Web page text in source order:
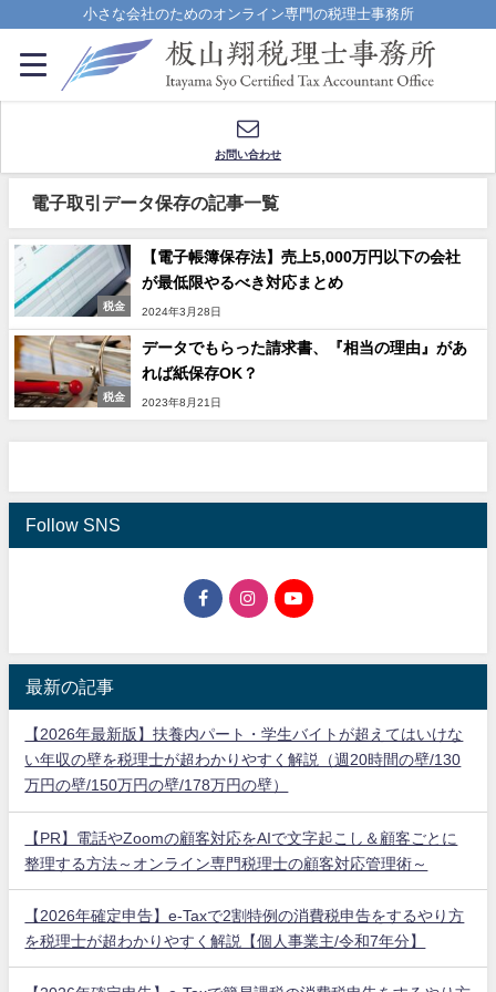
小さな会社のためのオンライン専門の税理士事務所
お問い合わせ
電子取引データ保存の記事一覧
税金
【電子帳簿保存法】売上5,000万円以下の会社
が最低限やるべき対応まとめ
2024年3月28日
税金
データでもらった請求書、『相当の理由』があ
れば紙保存OK？
2023年8月21日
Follow SNS
最新の記事
【2026年最新版】扶養内パート・学生バイトが超えてはいけな
い年収の壁を税理士が超わかりやすく解説（週20時間の壁/130
万円の壁/150万円の壁/178万円の壁）
【PR】電話やZoomの顧客対応をAIで文字起こし＆顧客ごとに
整理する方法～オンライン専門税理士の顧客対応管理術～
【2026年確定申告】e-Taxで2割特例の消費税申告をするやり方
を税理士が超わかりやすく解説【個人事業主/令和7年分】